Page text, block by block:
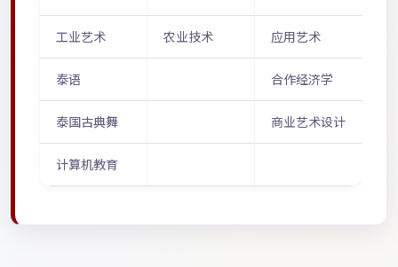
工业艺术 农业技术 应用艺术
泰语 合作经济学
泰国古典舞 商业艺术设计
计算机教育